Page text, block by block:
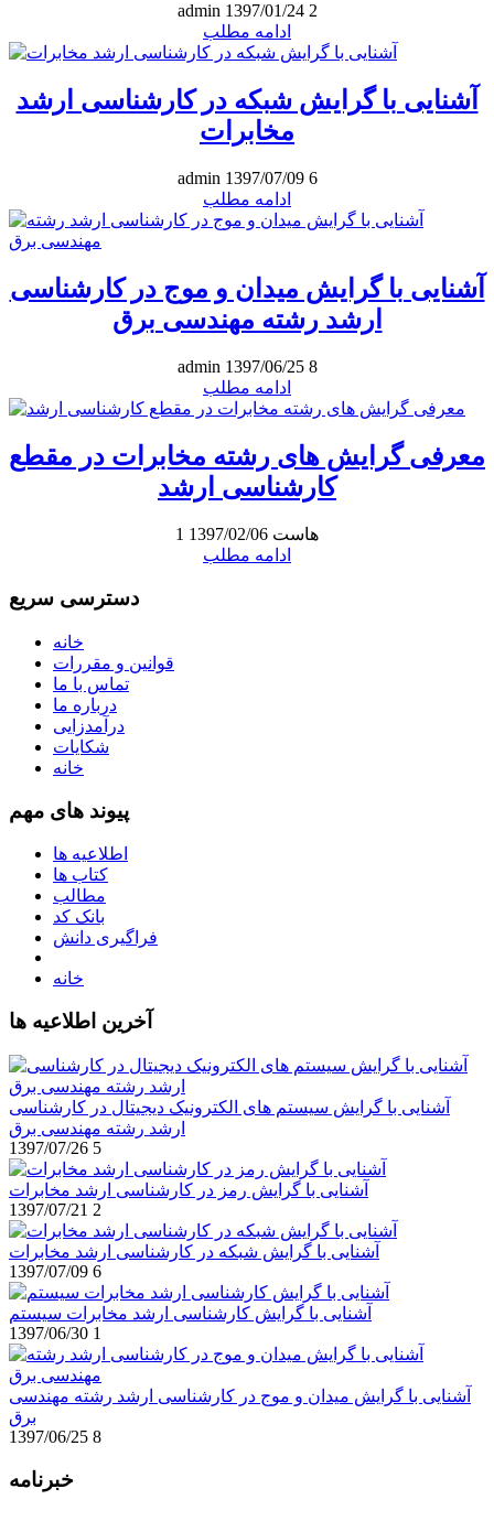
admin 1397/01/24 2
ادامه مطلب
آشنایی با گرایش شبکه در کارشناسی ارشد
مخابرات
admin 1397/07/09 6
ادامه مطلب
آشنایی با گرایش میدان و موج در کارشناسی
ارشد رشته مهندسی برق
admin 1397/06/25 8
ادامه مطلب
معرفی گرایش های رشته مخابرات در مقطع
کارشناسی ارشد
هاست 1397/02/06
1
ادامه مطلب
دسترسی سریع
خانه
قوانین و مقررات
تماس با ما
درباره ما
درآمدزایی
شکایات
خانه
پیوند های مهم
اطلاعیه ها
کتاب ها
مطالب
بانک کد
فراگیری دانش
خانه
آخرین اطلاعیه ها
آشنایی با گرایش سیستم های الکترونیک دیجیتال در کارشناسی
ارشد رشته مهندسی برق
1397/07/26 5
آشنایی با گرایش رمز در کارشناسی ارشد مخابرات
1397/07/21 2
آشنایی با گرایش شبکه در کارشناسی ارشد مخابرات
1397/07/09 6
آشنایی با گرایش کارشناسی ارشد مخابرات سیستم
1397/06/30 1
آشنایی با گرایش میدان و موج در کارشناسی ارشد رشته مهندسی
برق
1397/06/25 8
خبرنامه